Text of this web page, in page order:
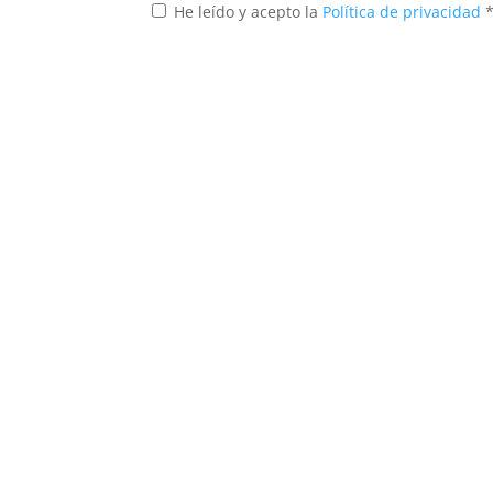
He leído y acepto la Política de privacidad